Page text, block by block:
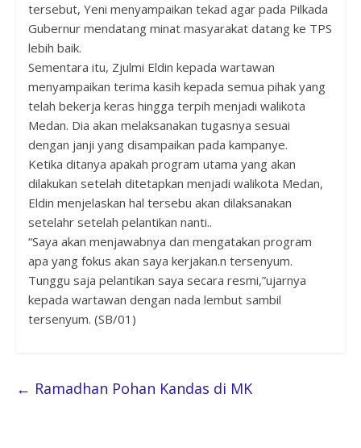
tersebut, Yeni menyampaikan tekad agar pada Pilkada
Gubernur mendatang minat masyarakat datang ke TPS
lebih baik.
Sementara itu, Zjulmi Eldin kepada wartawan
menyampaikan terima kasih kepada semua pihak yang
telah bekerja keras hingga terpih menjadi walikota
Medan. Dia akan melaksanakan tugasnya sesuai
dengan janji yang disampaikan pada kampanye.
Ketika ditanya apakah program utama yang akan
dilakukan setelah ditetapkan menjadi walikota Medan,
Eldin menjelaskan hal tersebu akan dilaksanakan
setelahr setelah pelantikan nanti..
“Saya akan menjawabnya dan mengatakan program
apa yang fokus akan saya kerjakan.n tersenyum.
Tunggu saja pelantikan saya secara resmi,”ujarnya
kepada wartawan dengan nada lembut sambil
tersenyum. (SB/01)
← Ramadhan Pohan Kandas di MK